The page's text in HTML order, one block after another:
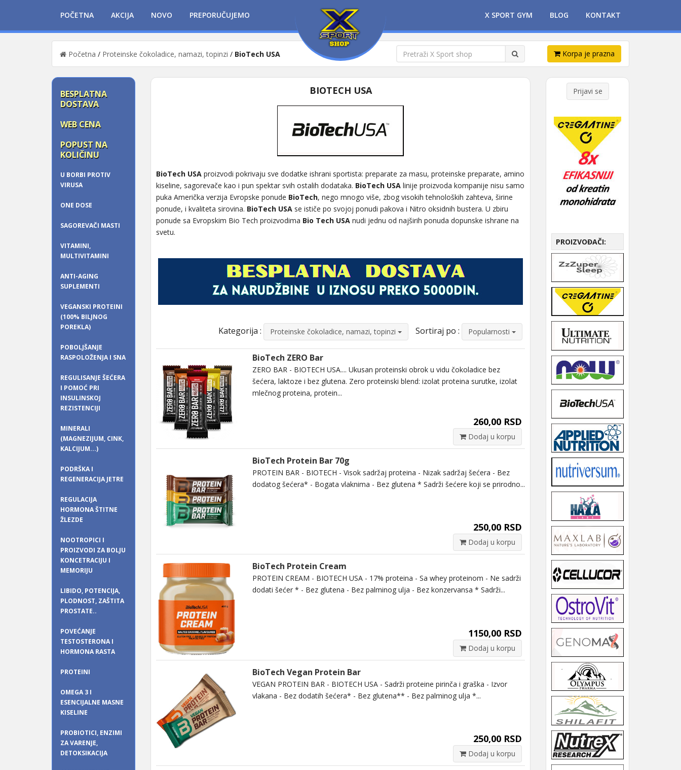
POČETNA AKCIJA NOVO PREPORUČUJEMO X SPORT GYM BLOG KONTAKT
Početna / Proteinske čokoladice, namazi, topinzi / BioTech USA Korpa je prazna
BESPLATNA
DOSTAVA
WEB CENA
POPUST NA
KOLIČINU
U BORBI PROTIV
VIRUSA
ONE DOSE
SAGOREVAČI MASTI
VITAMINI,
MULTIVITAMINI
ANTI-AGING
SUPLEMENTI
VEGANSKI PROTEINI
(100% BILJNOG
POREKLA)
POBOLJŠANJE
RASPOLOŽENJA I SNA
REGULISANJE ŠEĆERA
I POMOĆ PRI
INSULINSKOJ
REZISTENCIJI
MINERALI
(MAGNEZIJUM, CINK,
KALCIJUM...)
PODRŠKA I
REGENERACIJA JETRE
REGULACIJA
HORMONA ŠTITNE
ŽLEZDE
NOOTROPICI I
PROIZVODI ZA BOLJU
KONCETRACIJU I
MEMORIJU
LIBIDO, POTENCIJA,
PLODNOST, ZAŠTITA
PROSTATE..
POVEĆANJE
TESTOSTERONA I
HORMONA RASTA
PROTEINI
OMEGA 3 I
ESENCIJALNE MASNE
KISELINE
PROBIOTICI, ENZIMI
ZA VARENJE,
DETOKSIKACIJA
BIOTECH USA
BioTech USA proizvodi pokrivaju sve dodatke ishrani sportista: preparate za masu, proteinske preparate, amino
kiseline, sagorevače kao i pun spektar svih ostalih dodataka. BioTech USA linije proizvoda kompanije nisu samo
puka Američka verzija Evropske ponude BioTech, nego mnogo više, zbog visokih tehnoloških zahteva, širine
ponude, i kvaliteta sirovina. BioTech USA se ističe po svojoj ponudi pakova i Nitro oksidnih bustera. U zbiru
ponude sa Evropskim Bio Tech proizvodima Bio Tech USA nudi jednu od najširih ponuda dopunske ishrane na
svetu.
Kategorija : Proteinske čokoladice, namazi, topinzi Sortiraj po : Popularnosti
BioTech ZERO Bar
ZERO BAR - BIOTECH USA.... Ukusan proteinski obrok u vidu čokoladice bez
šećera, laktoze i bez glutena. Zero proteinski blend: izolat proteina surutke, izolat
mlečnog proteina, protein...
260,00 RSD
Dodaj u korpu
BioTech Protein Bar 70g
PROTEIN BAR - BIOTECH - Visok sadržaj proteina - Nizak sadržaj šećera - Bez
dodatog šećera* - Bogata vlaknima - Bez glutena * Sadrži šećere koji se prirodno...
250,00 RSD
Dodaj u korpu
BioTech Protein Cream
PROTEIN CREAM - BIOTECH USA - 17% proteina - Sa whey proteinom - Ne sadrži
dodati šećer * - Bez glutena - Bez palminog ulja - Bez konzervansa * Sadrži...
1150,00 RSD
Dodaj u korpu
BioTech Vegan Protein Bar
VEGAN PROTEIN BAR - BIOTECH USA - Sadrži proteine pirinča i graška - Izvor
vlakana - Bez dodatih šećera* - Bez glutena** - Bez palminog ulja *...
250,00 RSD
Dodaj u korpu
Prijavi se
PROIZVOĐAČI: